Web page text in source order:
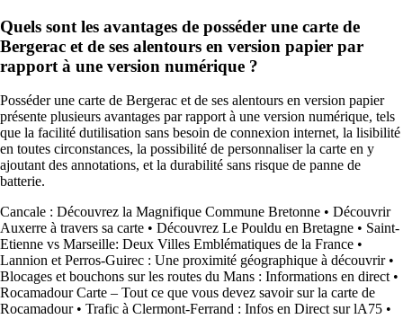
Quels sont les avantages de posséder une carte de
Bergerac et de ses alentours en version papier par
rapport à une version numérique ?
Posséder une carte de Bergerac et de ses alentours en version papier
présente plusieurs avantages par rapport à une version numérique, tels
que la facilité dutilisation sans besoin de connexion internet, la lisibilité
en toutes circonstances, la possibilité de personnaliser la carte en y
ajoutant des annotations, et la durabilité sans risque de panne de
batterie.
Cancale : Découvrez la Magnifique Commune Bretonne • Découvrir
Auxerre à travers sa carte • Découvrez Le Pouldu en Bretagne • Saint-
Etienne vs Marseille: Deux Villes Emblématiques de la France •
Lannion et Perros-Guirec : Une proximité géographique à découvrir•
Blocages et bouchons sur les routes du Mans : Informations en direct •
Rocamadour Carte – Tout ce que vous devez savoir sur la carte de
Rocamadour• Trafic à Clermont-Ferrand : Infos en Direct sur lA75 •